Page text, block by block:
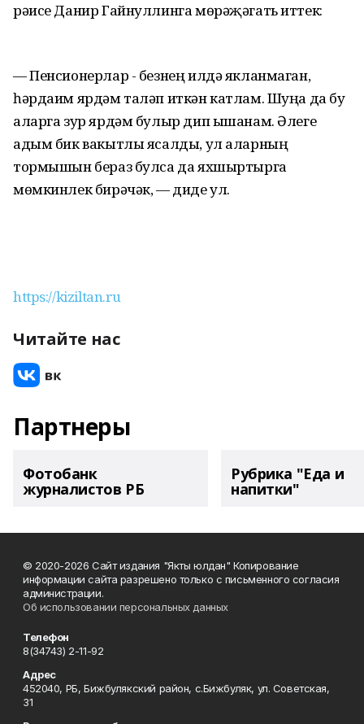
рәисе Данир Гайнуллинга мөрәҗәгать иттек:
— Пенсионерлар - безнең илдә якланмаган,
һәрдаим ярдәм таләп иткән катлам. Шуңа да бу
аларга зур ярдәм булыр дип ышанам. Әлеге
адым бик вакытлы ясалды, ул аларның
тормышын бераз булса да яхшыртырга
мөмкинлек бирәчәк, — диде ул.
https://kiziltan.ru
Читайте нас
Партнеры
Фотобанк
журналистов РБ
Рубрика "Еда и
напитки"
© 2020-2026 Сайт издания "Якты юлдан" Копирование
информации сайта разрешено только с письменного согласия
администрации.
Об использовании персональных данных
Телефон
8(34743) 2-11-92
Адрес
452040, РБ, Бижбулякский район, с.Бижбуляк, ул. Советская,
31